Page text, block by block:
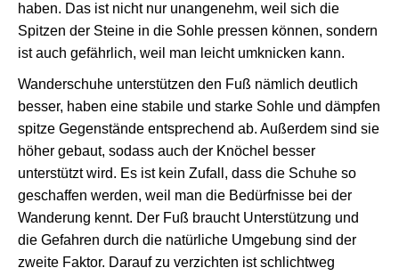
haben. Das ist nicht nur unangenehm, weil sich die
Spitzen der Steine in die Sohle pressen können, sondern
ist auch gefährlich, weil man leicht umknicken kann.
Wanderschuhe unterstützen den Fuß nämlich deutlich
besser, haben eine stabile und starke Sohle und dämpfen
spitze Gegenstände entsprechend ab. Außerdem sind sie
höher gebaut, sodass auch der Knöchel besser
unterstützt wird. Es ist kein Zufall, dass die Schuhe so
geschaffen werden, weil man die Bedürfnisse bei der
Wanderung kennt. Der Fuß braucht Unterstützung und
die Gefahren durch die natürliche Umgebung sind der
zweite Faktor. Darauf zu verzichten ist schlichtweg